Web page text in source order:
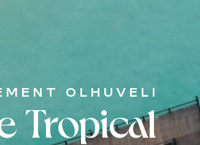
OLHUVELI
Tropical